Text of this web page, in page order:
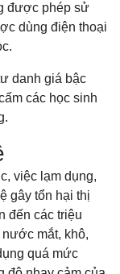
được phép sử
dùng điện thoại
danh giá bậc
các học sinh
việc lạm dụng,
gây tổn hại thị
đến các triệu
mắt, khô,
quá mức